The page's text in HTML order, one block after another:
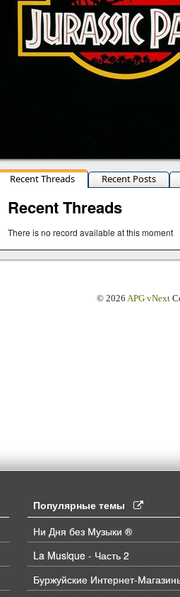
Recent Threads Recent Posts
Recent Threads
There is no record available at this moment
© 2026APG vNext
Популярные темы
Ни Дня без Музыки ®
La Musique - Часть 2
Буржуйские Интернет-